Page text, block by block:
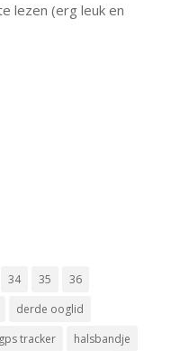
lezen (erg leuk en
34 35
36
derde ooglid
gps tracker
halsbandje